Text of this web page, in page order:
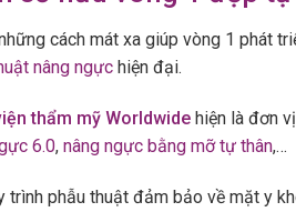
cách mát xa giúp vòng 1 phát
nâng ngựchiện đại.
thẩm mỹ Worldwidehiện là đơn
6.0,nâng ngực bằng mỡ tự thân,…
trình phẫu thuật đảm bảo về mặt y